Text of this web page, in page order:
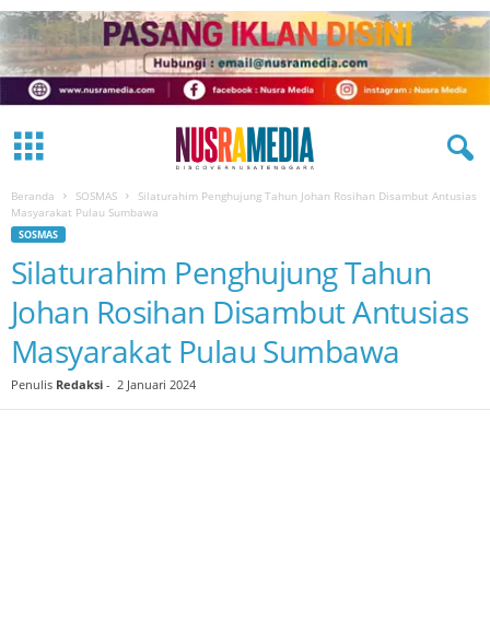
Beranda SOSMAS
Silaturahim Penghujung Tahun Johan Rosihan Disambut Antusias
Masyarakat Pulau Sumbawa
SOSMAS
Silaturahim Penghujung Tahun
Johan Rosihan Disambut Antusias
Masyarakat Pulau Sumbawa
Penulis Redaksi - 2 Januari 2024